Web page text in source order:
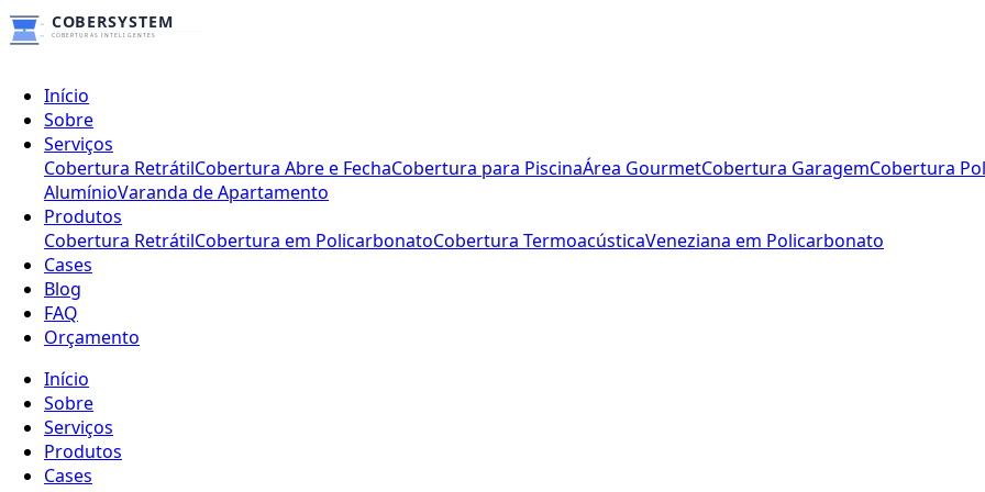
Início
Sobre
Serviços
Cobertura RetrátilCobertura Abre e FechaCobertura para PiscinaÁrea GourmetCobertura GaragemCobertura
AlumínioVaranda de Apartamento
Produtos
Cobertura RetrátilCobertura em PolicarbonatoCobertura TermoacústicaVeneziana em Policarbonato
Cases
Blog
FAQ
Orçamento
Início
Sobre
Serviços
Produtos
Cases